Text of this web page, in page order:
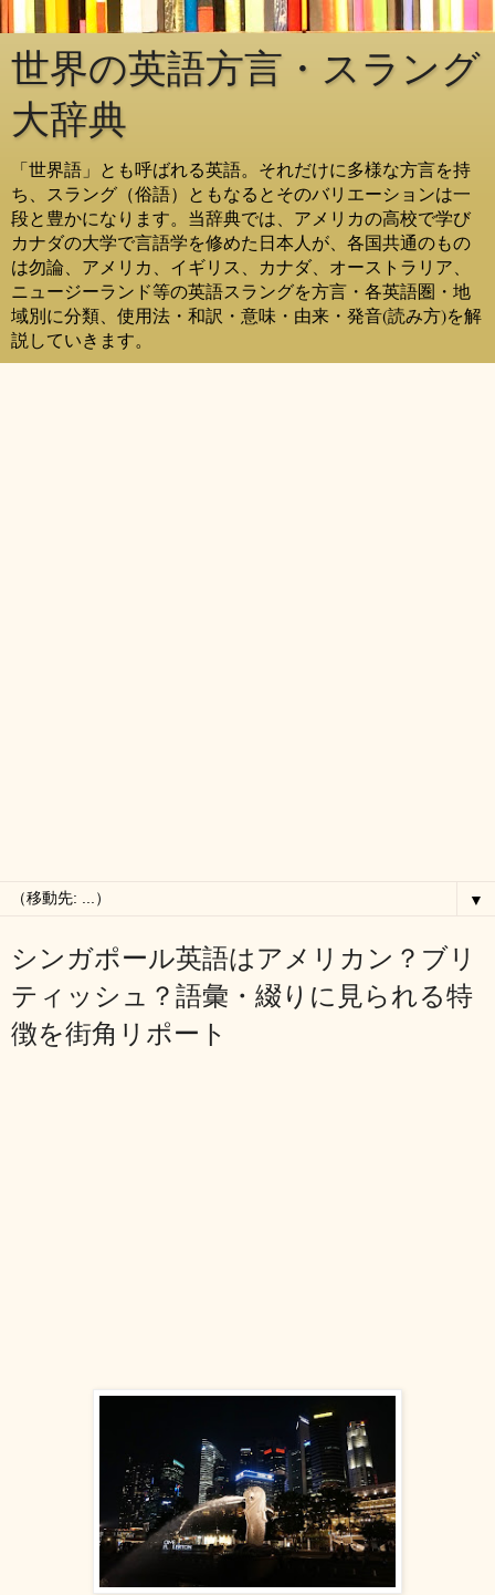
世界の英語方言・スラング
大辞典
「世界語」とも呼ばれる英語。それだけに多様な方言を持
ち、スラング（俗語）ともなるとそのバリエーションは一
段と豊かになります。当辞典では、アメリカの高校で学び
カナダの大学で言語学を修めた日本人が、各国共通のもの
は勿論、アメリカ、イギリス、カナダ、オーストラリア、
ニュージーランド等の英語スラングを方言・各英語圏・地
域別に分類、使用法・和訳・意味・由来・発音(読み方)を解
説していきます。
▼
シンガポール英語はアメリカン？ブリ
ティッシュ？語彙・綴りに見られる特
徴を街角リポート